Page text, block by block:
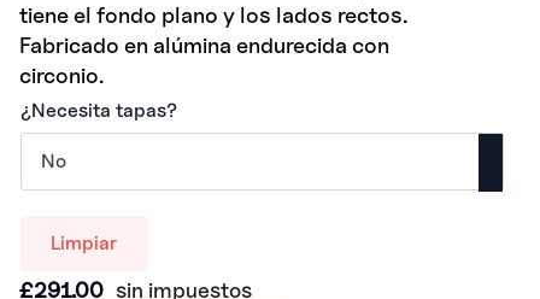
tiene el fondo plano y los lados rectos.
Fabricado en alúmina endurecida con
circonio.
¿Necesita tapas?
Limpiar
£291.00 sin impuestos